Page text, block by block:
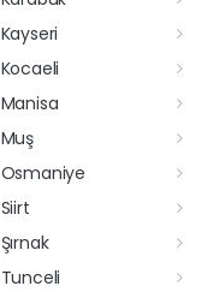
Kayseri
Kocaeli
Manisa
Muş
Osmaniye
Siirt
Şırnak
Tunceli